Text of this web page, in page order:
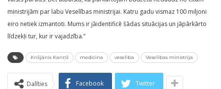
ministrijām par labu Veselības ministrijai. Katru gadu vismaz 100 miljoni
eiro netiek izmantoti. Mums ir jāidentificē šādas situācijas un jāpārkārto
līdzekļi tur, kur ir vajadzība.”
Krišjānis Kariņš medicīna veselība Veselības ministrija
Dalīties Facebook Twitter